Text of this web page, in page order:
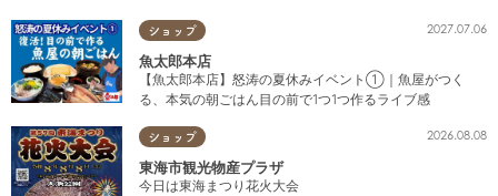
ショップ 2027.07.06
魚太郎本店
【魚太郎本店】怒涛の夏休みイベント①｜魚屋がつく
る、本気の朝ごはん目の前で1つ1つ作るライブ感
ショップ 2026.08.08
東海市観光物産プラザ
今日は東海まつり花火大会